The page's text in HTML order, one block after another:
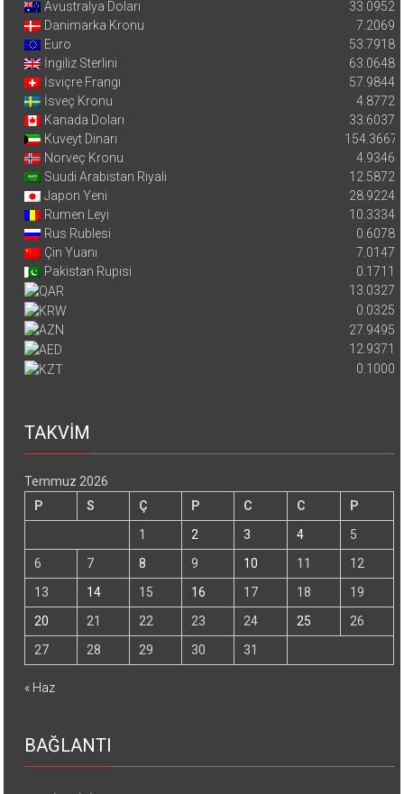
Avustralya Doları
33.0952
Danimarka Kronu
7.2069
Euro
53.7918
İngiliz Sterlini
63.0648
İsviçre Frangı
57.9844
İsveç Kronu
4.8772
Kanada Doları
33.6037
Kuveyt Dinarı
154.3667
Norveç Kronu
4.9346
Suudi Arabistan Riyali
12.5872
Japon Yeni
28.9224
Rumen Leyi
10.3334
Rus Rublesi
0.6078
Çin Yuanı
7.0147
Pakistan Rupisi
0.1711
13.0327
0.0325
27.9495
12.9371
0.1000
TAKVİM
Temmuz 2026
P
S Ç P C C
P
1
2 3 4
5
6
7 8 9 10 11
12
13
14 15 16 17 18
19
20
21 22 23 24 25
26
27
28 29 30 31
« Haz
BAĞLANTI